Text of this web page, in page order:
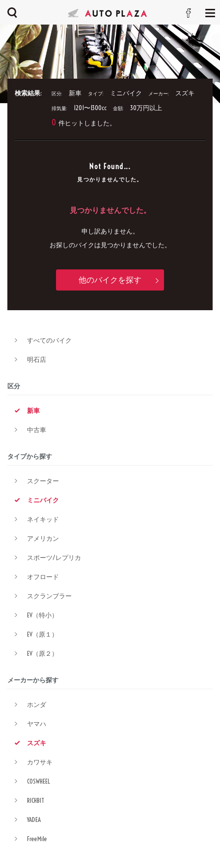
検索結果: 区分: 新車 タイプ: ミニバイク メーカー: スズキ
排気量: 1201〜1300cc 金額: 30万円以上
0 件ヒットしました。
Not Found...
見つかりませんでした。
見つかりませんでした。
申し訳ありません。
お探しのバイクは見つかりませんでした。
他のバイクを探す
すべてのバイク
明石店
区分
新車
中古車
タイプから探す
スクーター
ミニバイク
ネイキッド
アメリカン
スポーツ/レプリカ
オフロード
スクランブラー
EV（特小）
EV（原１）
EV（原２）
メーカーから探す
ホンダ
ヤマハ
スズキ
カワサキ
COSWHEEL
RICHBIT
YADEA
FreeMile
新車
タイプ
価格